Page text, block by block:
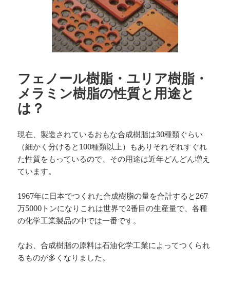
フェノール樹脂・ユリア樹脂・
メラミン樹脂の性質と用途と
は？
現在、製造されているおもな合成樹脂は30種類ぐらい
（細かく分けると100種類以上）もありそれぞれすぐれ
た性質をもっているので、その用途は近年どんどん増え
ています。
1967年に日本でつくれた合成樹脂の量を合計すると267
万5000トンになりこれは世界で2番目の生産量で、各種
の化学工業製品の中では一番です。
なお、合成樹脂の原料は石油化学工業によってつくられ
るものが多くなりました。